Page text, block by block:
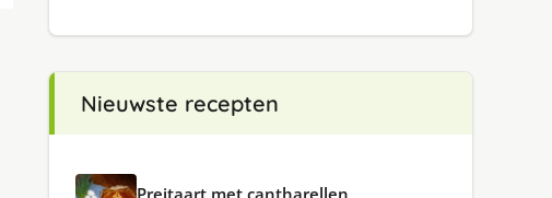
Nieuwste recepten
Preitaart met cantharellen